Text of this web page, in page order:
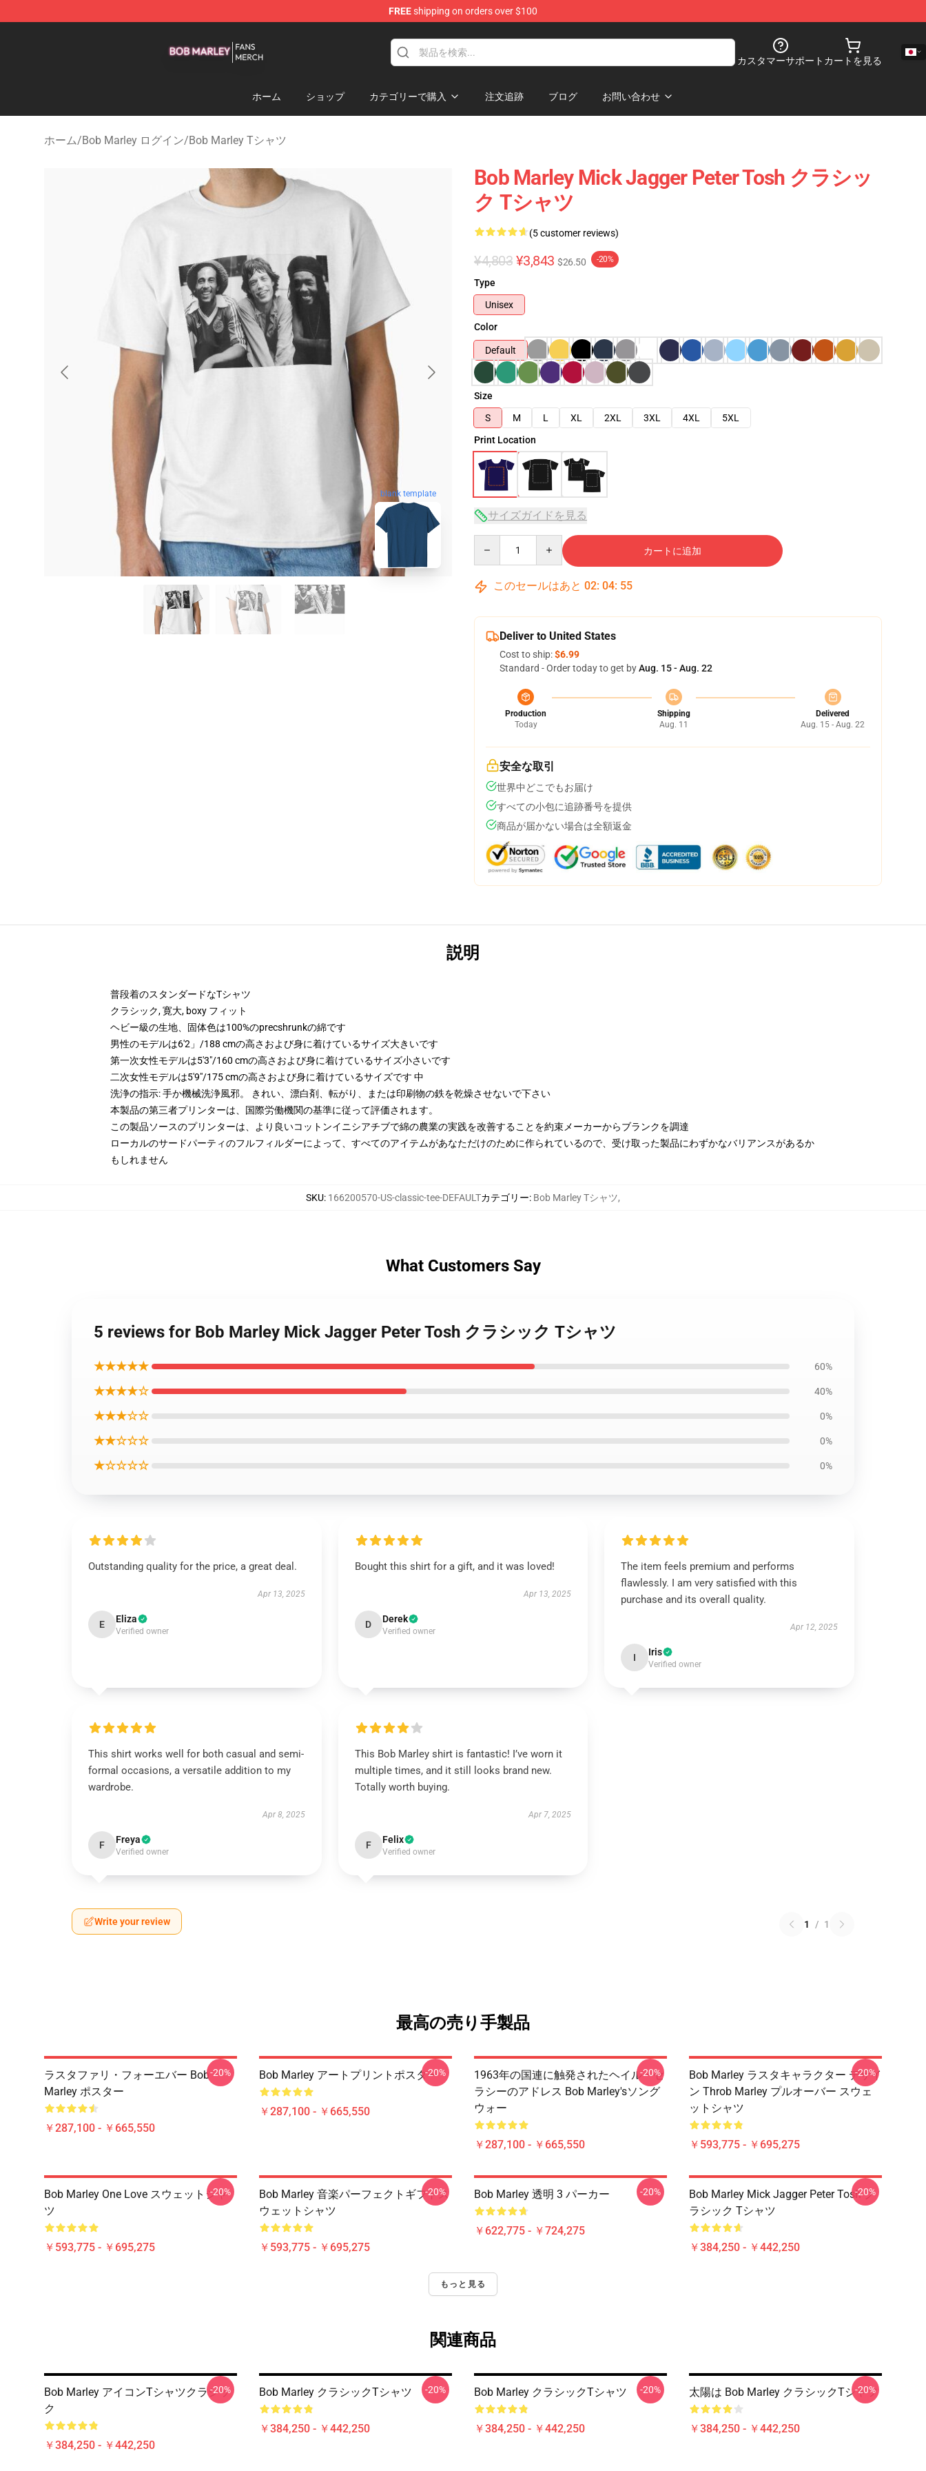
FREEshipping on orders over $100
カスタマーサポート カートを見る
ホーム ショップ カテゴリーで購入 注文追跡 ブログ お問い合わせ
ホーム/Bob Marley ログイン/Bob Marley Tシャツ
blank template
Bob Marley Mick Jagger Peter Tosh クラシッ
ク Tシャツ
(5 customer reviews)
¥4,803 ¥3,843 $26.50 -20%
Type
Unisex
Color
Default
Size
S
M L XL 2XL 3XL 4XL
5XL
Print Location
サイズガイドを見る
カートに追加
このセールはあと 02: 04: 54
Deliver to United States
Cost to ship:$6.99
Standard - Order today to get byAug. 15 - Aug. 22
Production
Today
Shipping
Aug. 11
Delivered
Aug. 15 - Aug. 22
安全な取引
世界中どこでもお届け
すべての小包に追跡番号を提供
商品が届かない場合は全額返金
説明
普段着のスタンダードなTシャツ
クラシック, 寛大, boxy フィット
ヘビー級の生地、固体色は100%のprecshrunkの綿です
男性のモデルは6'2」/188 cmの高さおよび身に着けているサイズ大きいです
第一次女性モデルは5'3"/160 cmの高さおよび身に着けているサイズ小さいです
二次女性モデルは5'9"/175 cmの高さおよび身に着けているサイズです 中
洗浄の指示: 手か機械洗浄風邪。 きれい、漂白剤、転がり、または印刷物の鉄を乾燥させないで下さい
本製品の第三者プリンターは、国際労働機関の基準に従って評価されます。
この製品ソースのプリンターは、より良いコットンイニシアチブで綿の農業の実践を改善することを約束メーカーからブランクを調達
ローカルのサードパーティのフルフィルダーによって、すべてのアイテムがあなただけのために作られているので、受け取った製品にわずかなバリアンスがあるか
もしれません
SKU: 166200570-US-classic-tee-DEFAULTカテゴリー: Bob Marley Tシャツ,
What Customers Say
5 reviews for Bob Marley Mick Jagger Peter Tosh クラシック Tシャツ
★★★★★ 60%
★★★★☆ 40%
★★★☆☆ 0%
★★☆☆☆ 0%
★☆☆☆☆ 0%
Outstanding quality for the price, a great deal.
Apr 13, 2025
E Eliza
Verified owner
Bought this shirt for a gift, and it was loved!
Apr 13, 2025
D Derek
Verified owner
The item feels premium and performs
flawlessly. I am very satisfied with this
purchase and its overall quality.
Apr 12, 2025
I Iris
Verified owner
This shirt works well for both casual and semi-
formal occasions, a versatile addition to my
wardrobe.
Apr 8, 2025
F Freya
Verified owner
This Bob Marley shirt is fantastic! I’ve worn it
multiple times, and it still looks brand new.
Totally worth buying.
Apr 7, 2025
F Felix
Verified owner
Write your review 1 / 1
最高の売り手製品
ラスタファリ・フォーエバー Bob
Marley ポスター
￥287,100 - ￥665,550
-20% Bob Marley アートプリントポスター
￥287,100 - ￥665,550
-20%
1963年の国連に触発されたヘイル・セ
ラシーのアドレス Bob Marley'sソング
ウォー
￥287,100 - ￥665,550
-20%
Bob Marley ラスタキャラクター デザイ
ン Throb Marley プルオーバー スウェ
ットシャツ
￥593,775 - ￥695,275
-20%
Bob Marley One Love スウェットシャ
ツ
￥593,775 - ￥695,275
-20%
Bob Marley 音楽パーフェクトギフトス
ウェットシャツ
￥593,775 - ￥695,275
-20% Bob Marley 透明 3 パーカー
￥622,775 - ￥724,275
-20%
Bob Marley Mick Jagger Peter Tosh ク
ラシック Tシャツ
￥384,250 - ￥442,250
-20%
もっと見る
関連商品
Bob Marley アイコンTシャツクラシッ
ク
￥384,250 - ￥442,250
-20% Bob Marley クラシックTシャツ
￥384,250 - ￥442,250
-20% Bob Marley クラシックTシャツ
￥384,250 - ￥442,250
-20% 太陽は Bob Marley クラシックTシャツ
￥384,250 - ￥442,250
-20%